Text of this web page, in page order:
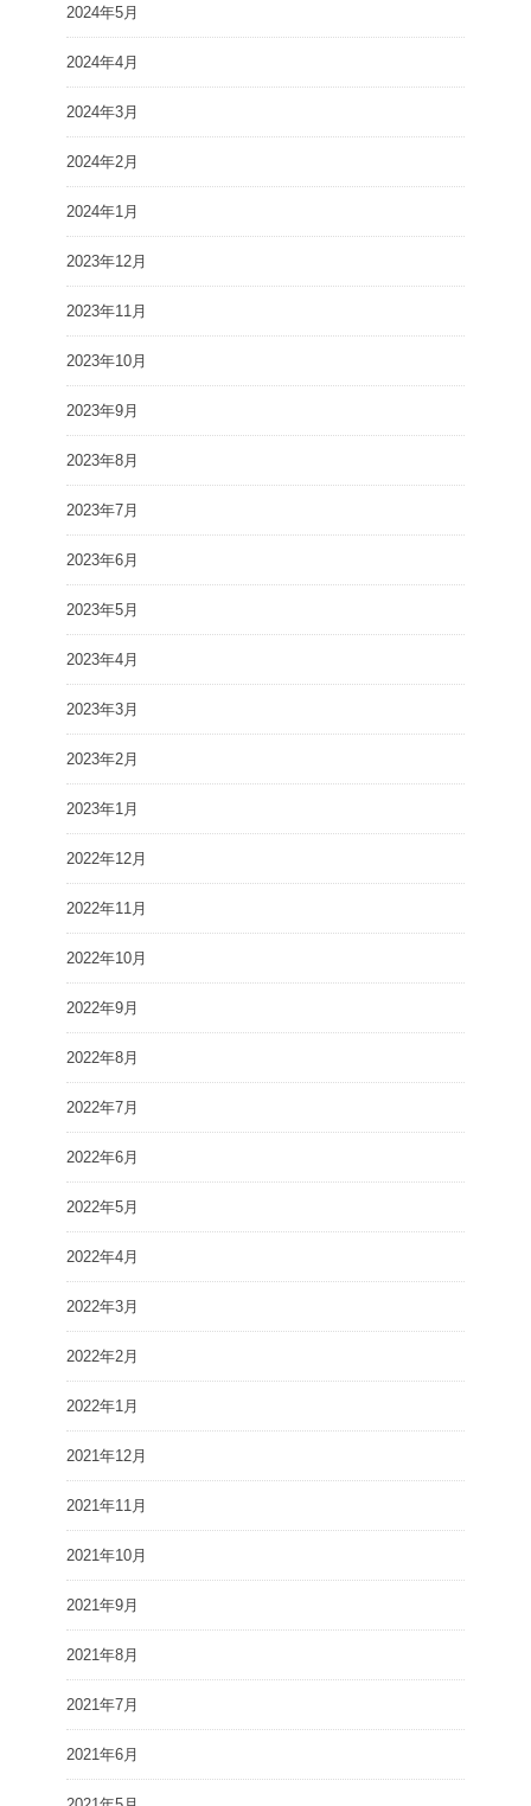
2024年5月
2024年4月
2024年3月
2024年2月
2024年1月
2023年12月
2023年11月
2023年10月
2023年9月
2023年8月
2023年7月
2023年6月
2023年5月
2023年4月
2023年3月
2023年2月
2023年1月
2022年12月
2022年11月
2022年10月
2022年9月
2022年8月
2022年7月
2022年6月
2022年5月
2022年4月
2022年3月
2022年2月
2022年1月
2021年12月
2021年11月
2021年10月
2021年9月
2021年8月
2021年7月
2021年6月